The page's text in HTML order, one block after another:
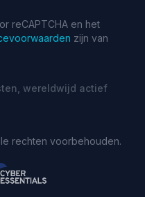
reCAPTCHA en het
zijn van
wereldwijd actief
rechten voorbehouden.